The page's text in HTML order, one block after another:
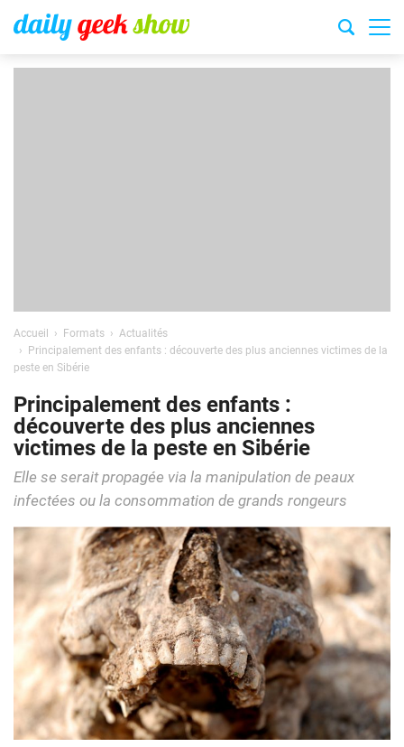
Accueil Formats
Actualités
Principalement des enfants : découverte des plus anciennes victimes de la
peste en Sibérie
Principalement des enfants :
découverte des plus anciennes
victimes de la peste en Sibérie
Elle se serait propagée via la manipulation de peaux
infectées ou la consommation de grands rongeurs